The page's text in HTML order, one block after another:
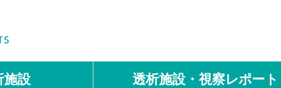
施設 透析施設・視察レポート